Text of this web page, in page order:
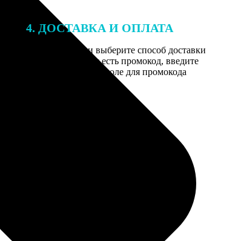
4. ДОСТАВКА И ОПЛАТА
Введите адрес и выберите способ доставки
заказа. Если у вас есть промокод, введите
его в специальное поле для промокода